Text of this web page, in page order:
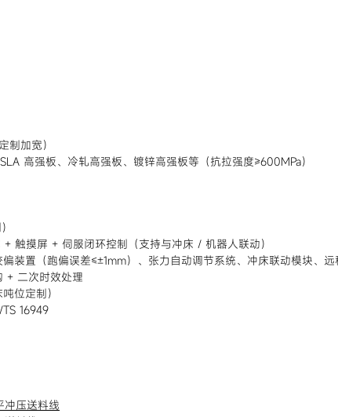
制加宽）
高强板、冷轧高强板、镀锌高强板等（抗拉强度≥600MPa）
触摸屏 + 伺服闭环控制（支持与冲床 / 机器人联动）
装置（跑偏误差≤±1mm）、张力自动调节系统、冲床联动模块、远
+ 二次时效处理
位定制）
16949
冲压送料线